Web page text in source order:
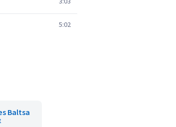
5:02
Baltsa